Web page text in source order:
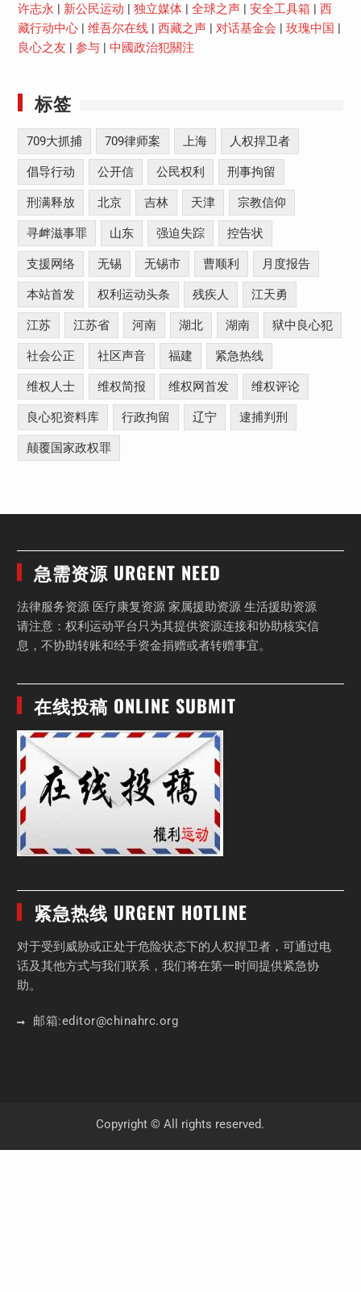
许志永
新公民运动 独立媒体| 全球之声| 安全工具箱
西
藏行动中心| 维吾尔在线| 西藏之声| 对话基金会 玫瑰中国
良心之友
参与| 中國政治犯關注
标签
709大抓捕 709律师案 上海 人权捍卫者
倡导行动 公开信 公民权利 刑事拘留
刑满释放 北京 吉林 天津 宗教信仰
寻衅滋事罪 山东 强迫失踪 控告状
支援网络 无锡 无锡市 曹顺利 月度报告
本站首发 权利运动头条 残疾人 江天勇
江苏 江苏省 河南 湖北 湖南 狱中良心犯
社会公正 社区声音 福建 紧急热线
维权人士 维权简报 维权网首发 维权评论
良心犯资料库 行政拘留 辽宁 逮捕判刑
颠覆国家政权罪
急需资源 URGENT NEED
法律服务资源 医疗康复资源 家属援助资源 生活援助资源
请注意：权利运动平台只为其提供资源连接和协助核实信
息，不协助转账和经手资金捐赠或者转赠事宜。
在线投稿 ONLINE SUBMIT
紧急热线 URGENT HOTLINE
对于受到威胁或正处于危险状态下的人权捍卫者，可通过电
话及其他方式与我们联系，我们将在第一时间提供紧急协
助。
邮箱:editor@chinahrc.org
Copyright © All rights reserved.